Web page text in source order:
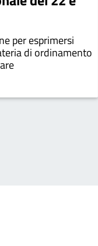
per esprimersi
di ordinamento